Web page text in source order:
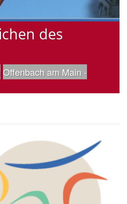
des
Offenbach am Main -